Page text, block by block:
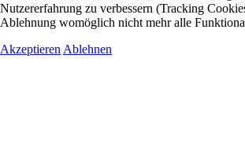
Nutzererfahrung zu verbessern (Tracking
Ablehnung womöglich nicht mehr alle
Akzeptieren Ablehnen